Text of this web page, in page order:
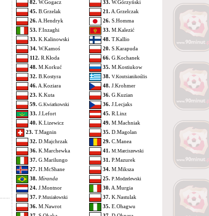
82.W.Gogacz 33.W.Górzyński
45.B.Grzelak 21.A.Grzelczak
26.A.Hendryk 26.S.Homma
53.F.Inzaghi 33.M.Kalezić
33.K.Kalinowski 48.T.Kallio
34.W.Kamoś 20.S.Karapuda
112.R.Kłoda 66.G.Kochanek
48.M.Korkuć 35.M.Kostiukow
32.B.Kostyra 38. V.Koutsianikoúlis
46.A.Koziara 48.J.Krohmer
23.K.Kuta 36.G.Kuzian
59. G.Kwiatkowski 36.J.Lecjaks
33.J.Lefort 45.R.Linz
40.K.Lizewicz 49.M.Machniak
23.T.Magnin 35.D.Magolan
32.D.Majchrzak 29.C.Manea
36.K.Marchewka 41. M.Marciszewski
37.G.Marilungo 31.P.Mazurek
27.H.McShane 34.M.Miksza
38. Miranda 25. P.Modzelewski
24.J.Montnor 30.A.Murgia
37. P.Musiałowski 37.K.Nastulak
36.M.Nawrot 35.E.Ohagwu